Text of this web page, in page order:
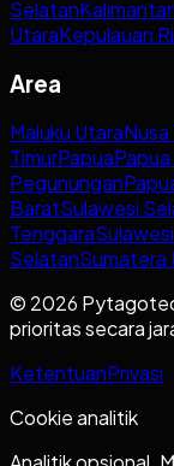
Selatan
UtaraKepulauan
Area
Maluku Utara
TimurPapua
Pegunungan
BaratSulawesi
Tenggara
SelatanSumatera
© 2026
prioritas secara
KetentuanPrivasi
Cookie analitik